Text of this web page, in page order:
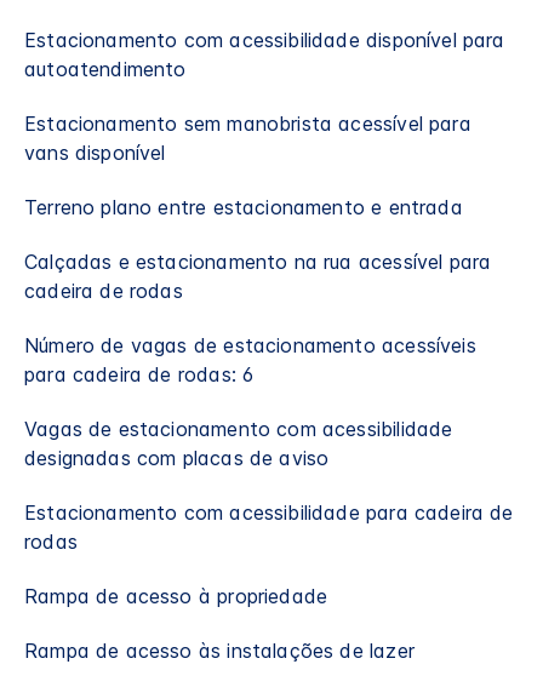
Estacionamento com acessibilidade disponível para
autoatendimento
Estacionamento sem manobrista acessível para
vans disponível
Terreno plano entre estacionamento e entrada
Calçadas e estacionamento na rua acessível para
cadeira de rodas
Número de vagas de estacionamento acessíveis
para cadeira de rodas: 6
Vagas de estacionamento com acessibilidade
designadas com placas de aviso
Estacionamento com acessibilidade para cadeira de
rodas
Rampa de acesso à propriedade
Rampa de acesso às instalações de lazer